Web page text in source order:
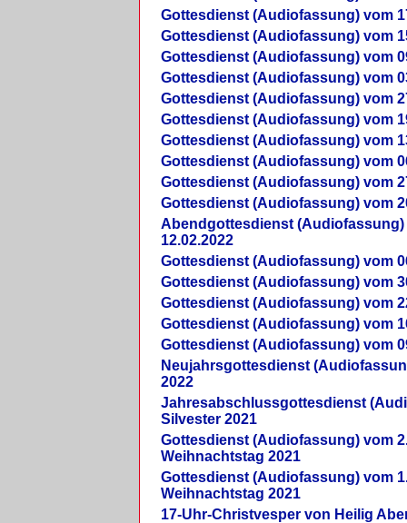
Gottesdienst (Audiofassung) vom
Gottesdienst (Audiofassung) vom
Gottesdienst (Audiofassung) vom
Gottesdienst (Audiofassung) vom
Gottesdienst (Audiofassung) vom
Gottesdienst (Audiofassung) vom
Gottesdienst (Audiofassung) vom
Gottesdienst (Audiofassung) vom
Gottesdienst (Audiofassung) vom
Gottesdienst (Audiofassung) vom
Abendgottesdienst (Audiofassung)
12.02.2022
Gottesdienst (Audiofassung) vom
Gottesdienst (Audiofassung) vom
Gottesdienst (Audiofassung) vom
Gottesdienst (Audiofassung) vom
Gottesdienst (Audiofassung) vom
Neujahrsgottesdienst
2022
Jahresabschlussgottesdienst
Silvester 2021
Gottesdienst (Audiofassung) vom
Weihnachtstag 2021
Gottesdienst (Audiofassung) vom
Weihnachtstag 2021
17-Uhr-Christvesper von Heilig